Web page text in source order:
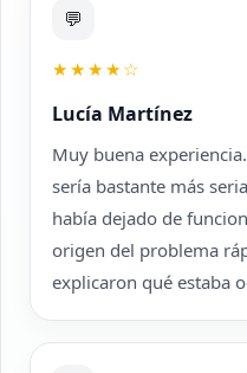
💬
★★★★☆
Lucía Martínez
Muy buena
sería bastante más
había dejado de
origen del problema
explicaron qué estaba